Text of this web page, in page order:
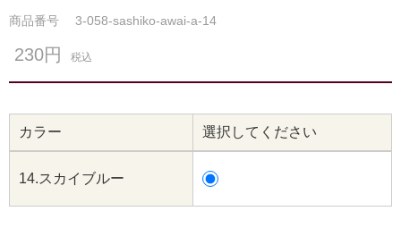
商品番号 3-058-sashiko-awai-a-14
230円 税込
カラー 選択してください
14.スカイブルー